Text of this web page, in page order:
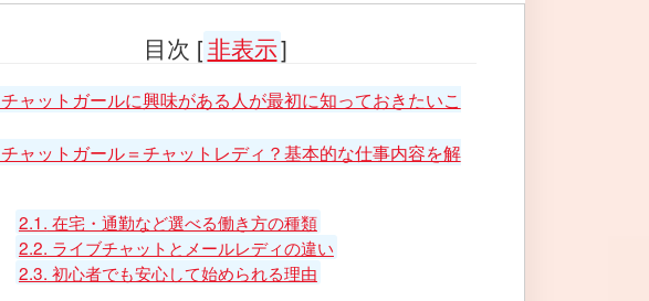
目次 [非表示]
チャットガールに興味がある人が最初に知っておきたいこ
チャットガール＝チャットレディ？基本的な仕事内容を解
2.1. 在宅・通勤など選べる働き方の種類
2.2. ライブチャットとメールレディの違い
2.3. 初心者でも安心して始められる理由